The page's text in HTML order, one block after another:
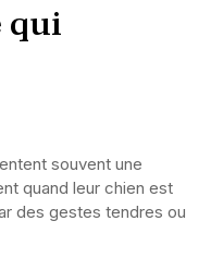
qui
souvent une
quand leur chien est
des gestes tendres ou